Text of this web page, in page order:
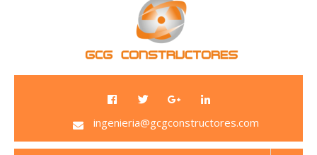
GCG Constructores
Venta de Plomo, venta de laminas de plomo, salas
plomadas, sistemas de radio protección
ingenieria@gcgconstructores.com